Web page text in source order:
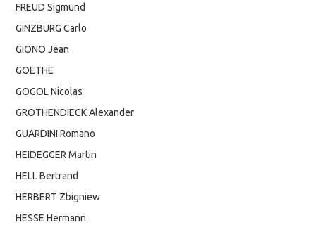
FREUD Sigmund
GINZBURG Carlo
GIONO Jean
GOETHE
GOGOL Nicolas
GROTHENDIECK Alexander
GUARDINI Romano
HEIDEGGER Martin
HELL Bertrand
HERBERT Zbigniew
HESSE Hermann